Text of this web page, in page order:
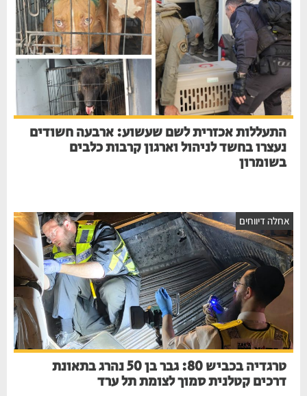
התעללות אכזרית לשם שעשוע: ארבעה חשודים
נעצרו בחשד לניהול וארגון קרבות כלבים
בשומרון
אחלה דיווחים
טרגדיה בכביש 80: גבר בן 50 נהרג בתאונת
דרכים קטלנית סמוך לצומת תל ערד